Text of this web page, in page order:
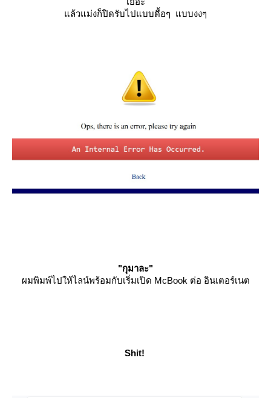
ล้วแม่งก็ปิดรับไปแบบดื้อๆ แบบงงๆ
"กุมาละ"
ผมพิมพ์ไปให้ไลน์พร้อมกับเริ่มเปิด McBook ต่อ อินเตอร์เนต
Shit!